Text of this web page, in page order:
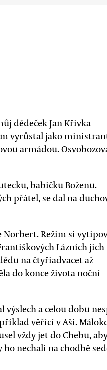
dědeček Jan Křivka
vyrůstal jako
armádou.
babičku Boženu.
přátel, se dal na
Norbert. Režim si
Lázních jich
na čtyřiadvacet až
do konce života noční
výslech a celou dobu
věřící v Aši.
vždy jet do Chebu,
nechali na chodbě